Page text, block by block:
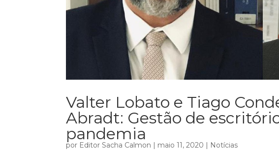
Valter Lobato e Tiago
Abradt: Gestão de
pandemia
por Editor Sacha Calmon | maio 11, 2020 | Notícias